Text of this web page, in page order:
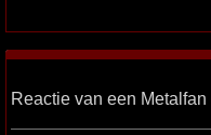
Reactie van een